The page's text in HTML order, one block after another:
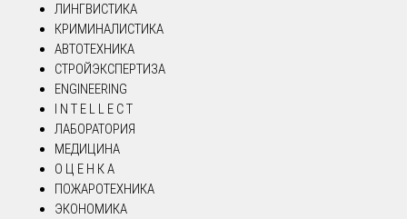
ЛИНГВИСТИКА
КРИМИНАЛИСТИКА
АВТОТЕХНИКА
СТРОЙЭКСПЕРТИЗА
ENGINEERING
I N T E L L E C T
ЛАБОРАТОРИЯ
МЕДИЦИНА
О Ц Е Н К А
ПОЖАРОТЕХНИКА
ЭКОНОМИКА